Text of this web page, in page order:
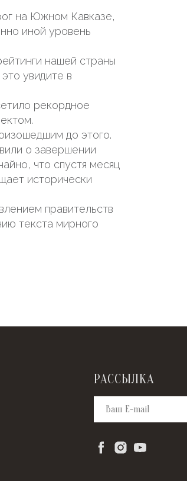
на Южном Кавказе,
иной уровень
нашей страны
увидите в
рекордное
до этого.
о завершении
что спустя месяц
исторически
правительств
текста мирного
РАССЫЛКА